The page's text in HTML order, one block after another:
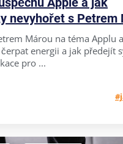
nevyhořet s Petrem
Márou na téma Applu
čerpat energii a jak předejít
pro ...